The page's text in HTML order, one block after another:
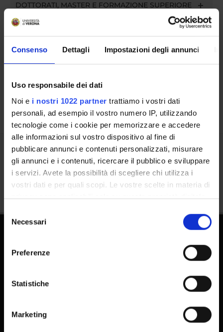
Consenso Dettagli Impostazioni degli annunci
Uso responsabile dei dati
Noi e i nostri 1022 partner trattiamo i vostri dati
personali, ad esempio il vostro numero IP, utilizzando
tecnologie come i cookie per memorizzare e accedere
alle informazioni sul vostro dispositivo al fine di
pubblicare annunci e contenuti personalizzati, misurare
gli annunci e i contenuti, ricercare il pubblico e sviluppare
i servizi. Avete la possibilità di scegliere chi utilizza i
vostri dati e per quali scopi. Le vostre scelte in materia di
privacy sono applicabili solo su questa proprietà digitale
modificare o revocare il proprio consenso in qualsiasi
momento dalla Dichiarazione sui cookie o facendo clic
raccogliere informazioni sulla tua posizione
geografica, con un'approssimazione di qualche
Identificare il tuo dispositivo, scansionandolo
delNecessari
Preferenze
Statistiche
Marketing
DOTTORATI, MASTER E FORMAZIONE SUPERIORE
Persone
Luoghi
Condividi
E-learning